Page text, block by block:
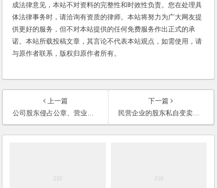
成法律意见，本站不对资料的完整性和时效性负责。您在处理具
体法律事务时，请洽询有资质的律师。本站将努力为广大网友提
供更好的服务，但不对本站提供的任何免费服务作出正式的承
诺。本站所载投稿文章，其言论不代表本站观点，如需使用，请
与原作者联系，版权归原作者所有。
上一篇
公司股东侵占公章、营业执照，法人代表能起诉吗？
下一篇
民营企业的股东私自变卖企业的房产，挪用公司的资金，是否违法？